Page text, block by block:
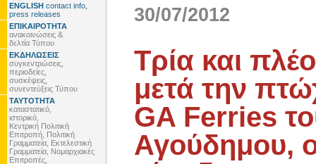
ENGLISH contact info,
press releases
ΕΠΙΚΑΙΡΟΤΗΤΑ
ανακοινώσεις &
δελτία Τύπου
ΕΚΔΗΛΩΣΕΙΣ
συγκεντρώσεις,
περιοδείες,
συσκέψεις,
συνεντεύξεις Τύπου
ΤΑΥΤΟΤΗΤΑ
καταστατικό,
ιστορικό,
Κεντρική Πολιτική
Επιτροπή, Πολιτική
Γραμματεία, Εκτελεστική
Γραμματεία, Νομαρχιακές
Επιτροπές,
30/07/2012
Τρία και
μετά την
GA Ferries
Αγούδημου,